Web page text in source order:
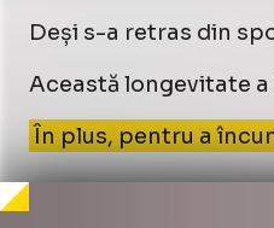
Deși s-a retras din
Această longevitate
În plus, pentru a